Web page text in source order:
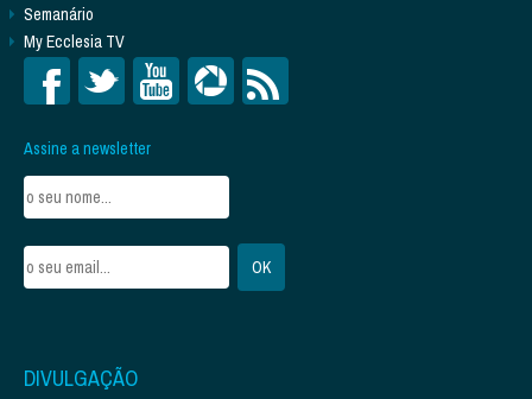
Semanário
My Ecclesia TV
Assine a newsletter
DIVULGAÇÃO